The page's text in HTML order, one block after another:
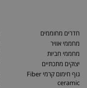
חדרים מחוממים
מחממי אוויר
מחממי חביות
יצוקים מתכתיים
גוף חימום קרמי Fiber
ceramic